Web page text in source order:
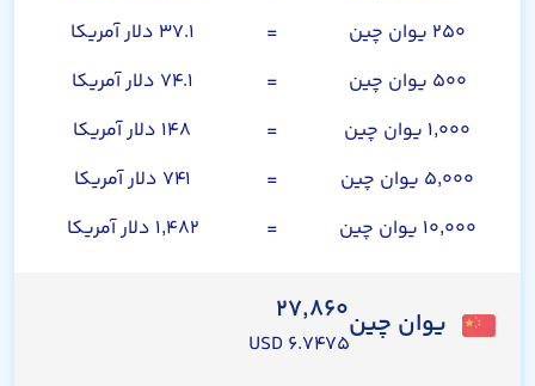
۲۵۰ یوان چین
=
۳۷.۱ دلار آمریکا
۵۰۰ یوان چین
=
۷۴.۱ دلار آمریکا
۱,۰۰۰ یوان چین
=
۱۴۸ دلار آمریکا
۵,۰۰۰ یوان چین
=
۷۴۱ دلار آمریکا
۱۰,۰۰۰ یوان چین
= ۱,۴۸۲ دلار آمریکا
یوان چین۲۷,۸۶۰
۶.۷۴۷۵ USD